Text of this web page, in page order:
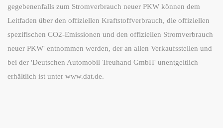
gegebenenfalls zum Stromverbrauch neuer PKW können dem
Leitfaden über den offiziellen Kraftstoffverbrauch, die offiziellen
spezifischen CO2-Emissionen und den offiziellen Stromverbrauch
neuer PKW' entnommen werden, der an allen Verkaufsstellen und
bei der 'Deutschen Automobil Treuhand GmbH' unentgeltlich
erhältlich ist unter www.dat.de.